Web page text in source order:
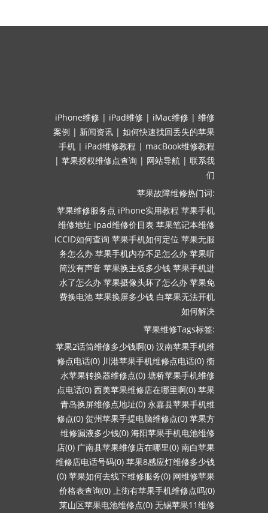
iPhone维修 | iPad维修 | iMac维修 | 维修
案例 | 新闻资讯 | 如何快速找回丢失的苹果
手机 | iPad维修教程 | macBook维修教程
| 苹果授权维修点查询 | 网站导航 | 联系我
们
苹果故障维修热门词:
苹果维修服务点 iPhone实用教程 苹果手机
维修地址 ipad维修价目表 苹果笔记本维修
ICCID如何查询 苹果手机如何定位 苹果无服
务怎么办 苹果手机内存不足怎么办 苹果听
筒没有声音 苹果换主板多少钱 苹果手机进
水了怎么办 苹果摄像头坏了怎么办 苹果免
费换电池 苹果换屏多少钱 白苹果无法开机
如何解决
苹果维修Tags标签:
苹果2话筒维修多少钱啊(0) 汉南苹果手机维
修点电话(0) 川港苹果手机维修点电话(0) 衡
水苹果转换器维修点(0) 塘桥苹果手机维修
点电话(0) 西美苹果维修店在哪里啊(0) 苹果
青岛换屏维修点地址(0) 永嘉县苹果手机维
修点(0) 贺州苹果手提电脑维修点(0) 苹果方
维修漏液多少钱(0) 海阳苹果手机电池维修
店(0) 广南县苹果维修店在哪里(0) 南白苹果
维修店电话号码(0) 苹果8感应灯维修多少钱
(0) 苹果如何去线下维修服务(0) 网维修苹果
价格表查询(0) 上街有苹果手机维修点吗(0)
莱山区苹果电池维修点(0) 无锡苹果11维修